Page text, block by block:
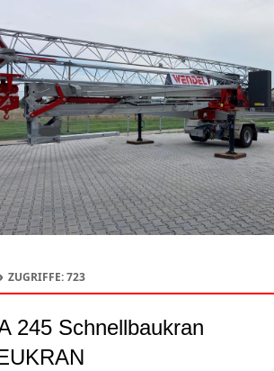
ZUGRIFFE: 723
245 Schnellbaukran